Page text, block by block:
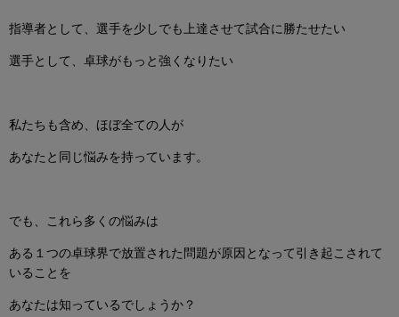
指導者として、選手を少しでも上達させて試合に勝たせたい
選手として、卓球がもっと強くなりたい
私たちも含め、ほぼ全ての人が
あなたと同じ悩みを持っています。
でも、これら多くの悩みは
ある１つの卓球界で放置された問題が原因となって引き起こされて
いることを
あなたは知っているでしょうか？